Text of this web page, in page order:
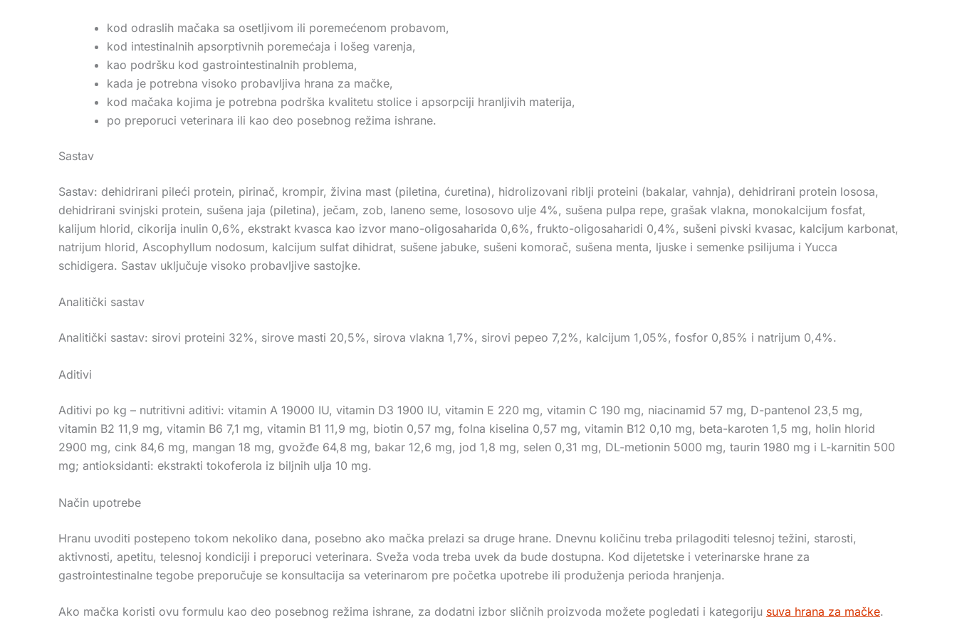
kod odraslih mačaka sa osetljivom ili poremećenom probavom,
kod intestinalnih apsorptivnih poremećaja i lošeg varenja,
kao podršku kod gastrointestinalnih problema,
kada je potrebna visoko probavljiva hrana za mačke,
kod mačaka kojima je potrebna podrška kvalitetu stolice i apsorpciji hranljivih materija,
po preporuci veterinara ili kao deo posebnog režima ishrane.
Sastav
Sastav: dehidrirani pileći protein, pirinač, krompir, živina mast (piletina, ćuretina), hidrolizovani riblji proteini (bakalar, vahnja), dehidrirani protein lososa,
dehidrirani svinjski protein, sušena jaja (piletina), ječam, zob, laneno seme, lososovo ulje 4%, sušena pulpa repe, grašak vlakna, monokalcijum fosfat,
kalijum hlorid, cikorija inulin 0,6%, ekstrakt kvasca kao izvor mano-oligosaharida 0,6%, frukto-oligosaharidi 0,4%, sušeni pivski kvasac, kalcijum karbonat,
natrijum hlorid, Ascophyllum nodosum, kalcijum sulfat dihidrat, sušene jabuke, sušeni komorač, sušena menta, ljuske i semenke psilijuma i Yucca
schidigera. Sastav uključuje visoko probavljive sastojke.
Analitički sastav
Analitički sastav: sirovi proteini 32%, sirove masti 20,5%, sirova vlakna 1,7%, sirovi pepeo 7,2%, kalcijum 1,05%, fosfor 0,85% i natrijum 0,4%.
Aditivi
Aditivi po kg – nutritivni aditivi: vitamin A 19000 IU, vitamin D3 1900 IU, vitamin E 220 mg, vitamin C 190 mg, niacinamid 57 mg, D-pantenol 23,5 mg,
vitamin B2 11,9 mg, vitamin B6 7,1 mg, vitamin B1 11,9 mg, biotin 0,57 mg, folna kiselina 0,57 mg, vitamin B12 0,10 mg, beta-karoten 1,5 mg, holin hlorid
2900 mg, cink 84,6 mg, mangan 18 mg, gvožđe 64,8 mg, bakar 12,6 mg, jod 1,8 mg, selen 0,31 mg, DL-metionin 5000 mg, taurin 1980 mg i L-karnitin 500
mg; antioksidanti: ekstrakti tokoferola iz biljnih ulja 10 mg.
Način upotrebe
Hranu uvoditi postepeno tokom nekoliko dana, posebno ako mačka prelazi sa druge hrane. Dnevnu količinu treba prilagoditi telesnoj težini, starosti,
aktivnosti, apetitu, telesnoj kondiciji i preporuci veterinara. Sveža voda treba uvek da bude dostupna. Kod dijetetske i veterinarske hrane za
gastrointestinalne tegobe preporučuje se konsultacija sa veterinarom pre početka upotrebe ili produženja perioda hranjenja.
Ako mačka koristi ovu formulu kao deo posebnog režima ishrane, za dodatni izbor sličnih proizvoda možete pogledati i kategoriju suva hrana za mačke.